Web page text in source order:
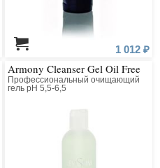
1 012 ₽
Armony Cleanser Gel Oil Free
Профессиональный очищающий
гель рН 5,5-6,5